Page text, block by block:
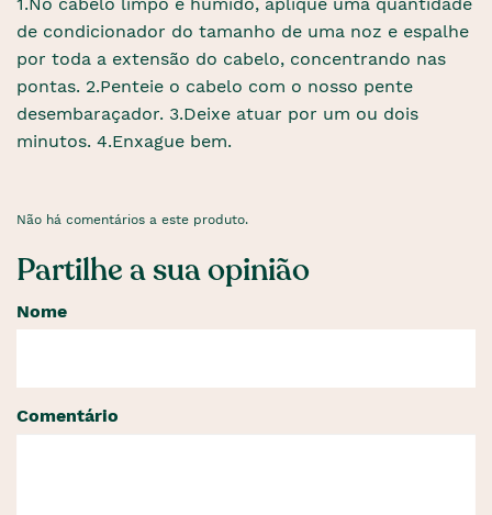
de condicionador do tamanho de uma noz e espalhe
por toda a extensão do cabelo, concentrando nas
pontas. 2.Penteie o cabelo com o nosso pente
desembaraçador. 3.Deixe atuar por um ou dois
minutos. 4.Enxague bem.
Não há comentários a este produto.
Partilhe a sua opinião
Nome
Comentário